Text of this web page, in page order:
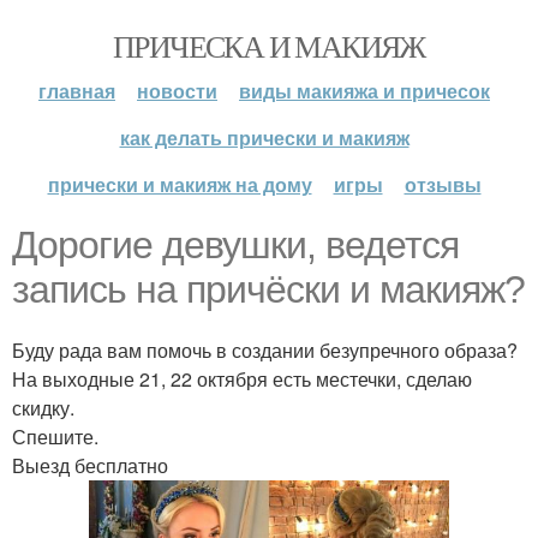
ПРИЧЕСКА И МАКИЯЖ
главная новости
виды макияжа и причесок
как делать прически и макияж
прически и макияж на дому
игры отзывы
Дорогие девушки, ведется
запись на причёски и макияж?
Буду рада вам помочь в создании безупречного образа?
На выходные 21, 22 октября есть местечки, сделаю
скидку.
Спешите.
Выезд бесплатно